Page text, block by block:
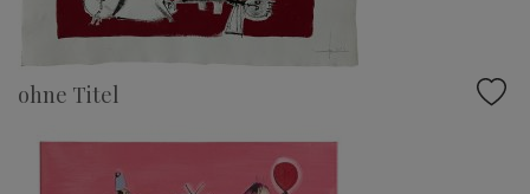
ohne Titel